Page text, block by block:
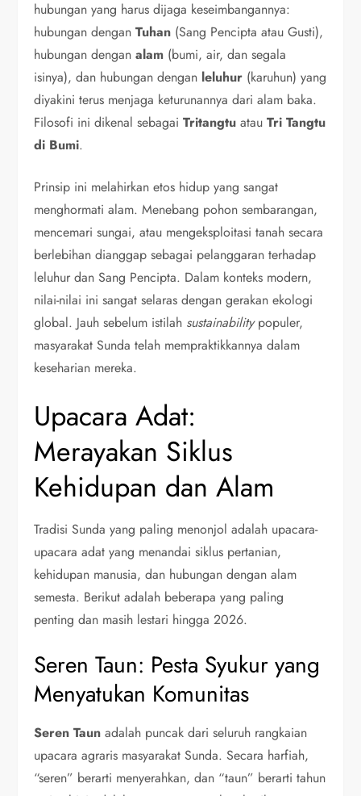
hubungan yang harus dijaga keseimbangannya:
hubungan denganTuhan (Sang Pencipta atau Gusti),
hubungan denganalam (bumi, air, dan segala
isinya), dan hubungan dengan leluhur (karuhun) yang
diyakini terus menjaga keturunannya dari alam baka.
Filosofi ini dikenal sebagaiTritangtu atauTri Tangtu
di Bumi.
Prinsip ini melahirkan etos hidup yang sangat
menghormati alam. Menebang pohon sembarangan,
mencemari sungai, atau mengeksploitasi tanah secara
berlebihan dianggap sebagai pelanggaran terhadap
leluhur dan Sang Pencipta. Dalam konteks modern,
nilai-nilai ini sangat selaras dengan gerakan ekologi
global. Jauh sebelum istilah sustainabilitypopuler,
masyarakat Sunda telah mempraktikkannya dalam
keseharian mereka.
Upacara Adat:
Merayakan Siklus
Kehidupan dan Alam
Tradisi Sunda yang paling menonjol adalah upacara-
upacara adat yang menandai siklus pertanian,
kehidupan manusia, dan hubungan dengan alam
semesta. Berikut adalah beberapa yang paling
penting dan masih lestari hingga 2026.
Seren Taun: Pesta Syukur yang
Menyatukan Komunitas
Seren Taun adalah puncak dari seluruh rangkaian
upacara agraris masyarakat Sunda. Secara harfiah,
“seren” berarti menyerahkan, dan “taun” berarti tahun